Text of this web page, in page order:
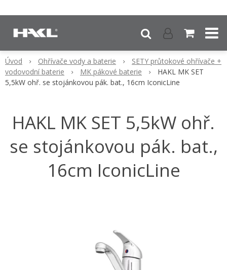
Úvod Ohřívače vody a baterie
SETY průtokové ohřívače +
vodovodní baterie
MK pákové baterie
HAKL MK SET
5,5kW ohř. se stojánkovou pák. bat., 16cm IconicLine
HAKL MK SET 5,5kW ohř.
se stojánkovou pák. bat.,
16cm IconicLine